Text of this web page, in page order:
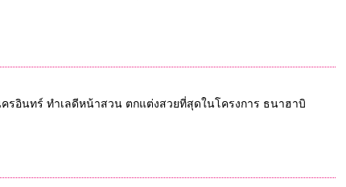
รอินทร์ ทำเลดีหน้าสวน ตกแต่งสวยที่สุดในโครงการ ธนาฮาบิ